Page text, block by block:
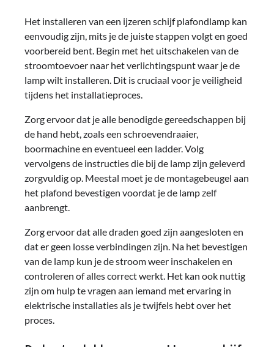
Het installeren van een ijzeren schijf plafondlamp kan
eenvoudig zijn, mits je de juiste stappen volgt en goed
voorbereid bent. Begin met het uitschakelen van de
stroomtoevoer naar het verlichtingspunt waar je de
lamp wilt installeren. Dit is cruciaal voor je veiligheid
tijdens het installatieproces.
Zorg ervoor dat je alle benodigde gereedschappen bij
de hand hebt, zoals een schroevendraaier,
boormachine en eventueel een ladder. Volg
vervolgens de instructies die bij de lamp zijn geleverd
zorgvuldig op. Meestal moet je de montagebeugel aan
het plafond bevestigen voordat je de lamp zelf
aanbrengt.
Zorg ervoor dat alle draden goed zijn aangesloten en
dat er geen losse verbindingen zijn. Na het bevestigen
van de lamp kun je de stroom weer inschakelen en
controleren of alles correct werkt. Het kan ook nuttig
zijn om hulp te vragen aan iemand met ervaring in
elektrische installaties als je twijfels hebt over het
proces.